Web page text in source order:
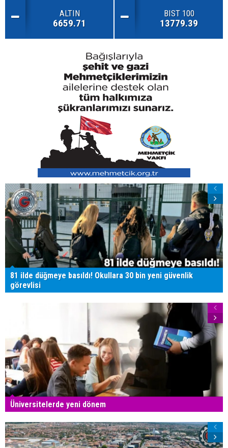
ALTIN
6659.71
BIST 100
13779.39
81 ilde düğmeye basıldı! Okullara 30 bin yeni güvenlik
görevlisi
Üniversitelerde yeni dönem